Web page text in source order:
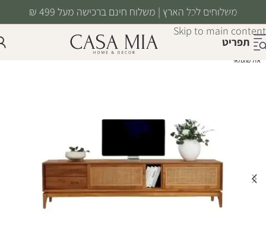
Skip to navigation
Skip to main content
משלוחים לכל הארץ | משלוח חינם ברכישה מעל 499 ₪
תפריט
אזל מהמלאי